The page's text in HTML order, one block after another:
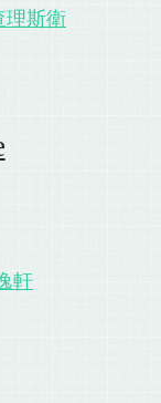
理斯衛
軒